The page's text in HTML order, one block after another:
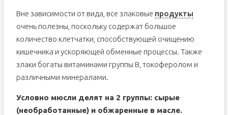
Вне зависимости от вида, все злаковые продукты
очень полезны, поскольку содержат большое
количество клетчатки, способствующей очищению
кишечника и ускоряющей обменные процессы. Также
злаки богаты витаминами группы B, токоферолом и
различными минералами.
Условно мюсли делят на 2 группы: сырые
(необработанные) и обжаренные в масле.